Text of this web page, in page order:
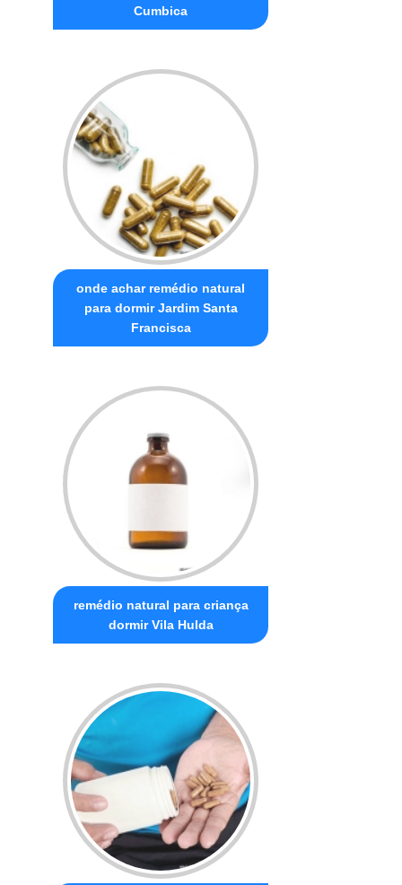
Cumbica
onde achar remédio natural
para dormir Jardim Santa
Francisca
remédio natural para criança
dormir Vila Hulda